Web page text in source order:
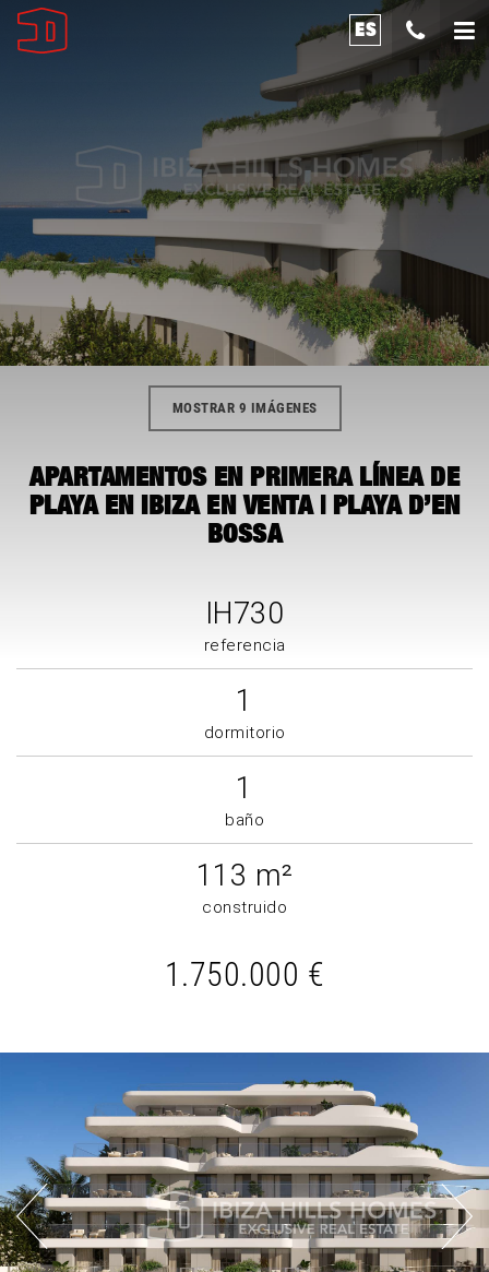
ES
MOSTRAR 9 IMÁGENES
APARTAMENTOS EN PRIMERA LÍNEA DE
PLAYA EN IBIZA EN VENTA | PLAYA D’EN
BOSSA
IH730
referencia
1
dormitorio
1
baño
113 m²
construido
1.750.000 €